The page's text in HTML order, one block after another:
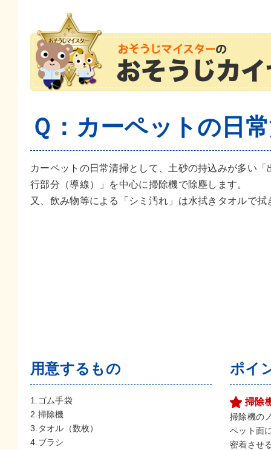
Ｑ：カーペットの日
カーペットの日常清掃として、土砂の持込みが多い「
行部分（導線）」を中心に掃除機で除塵します。
又、飲み物等による「シミ汚れ」は水拭きタオルで拭
用意するもの
1.ゴム手袋
2.掃除機
3.タオル（数枚）
4.ブラシ
ポイ
掃除
掃除機の
ペット面
密着させ